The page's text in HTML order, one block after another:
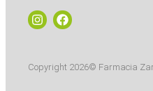
Copyright 2026© Farmacia